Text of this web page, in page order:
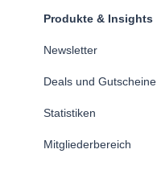
Produkte & Insights
Newsletter
Deals und Gutscheine
Statistiken
Mitgliederbereich